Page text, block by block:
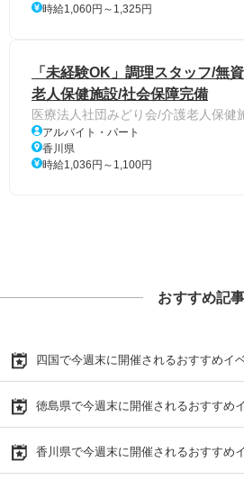
時給1,060円～1,325円
「未経験OK」調理スタッフ/無
老人保健施設/社会保障完備
医療法人社団みどり会/介護老人保健
アルバイト・パート
香川県
時給1,036円～1,100円
おすすめ記事
四国で今週末に開催されるおすすめイ
徳島県で今週末に開催されるおすすめ
香川県で今週末に開催されるおすすめ